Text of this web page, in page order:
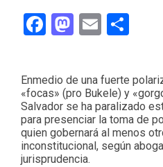
Facebook
Mastodon
Email
Enmedio de una fuerte
«focas» (pro Bukele) y
Salvador se ha paralizado
para presenciar la toma de
quien gobernará al menos
inconstitucional, según
jurisprudencia.